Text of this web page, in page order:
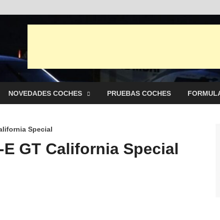
Net
NOVEDADES COCHES PRUEBAS COCHES
Special
GT California Special